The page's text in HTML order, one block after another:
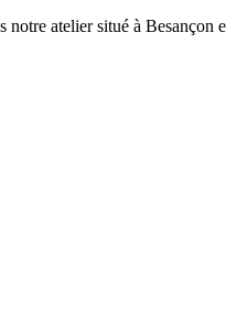
notre atelier situé à Besançon